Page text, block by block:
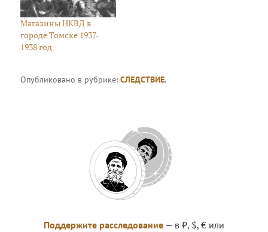
Магазины НКВД в
городе Томске 1937-
1938 год
Опубликовано в рубрике:СЛЕДСТВИЕ.
Поддержите расследование — в ₽, $, € или